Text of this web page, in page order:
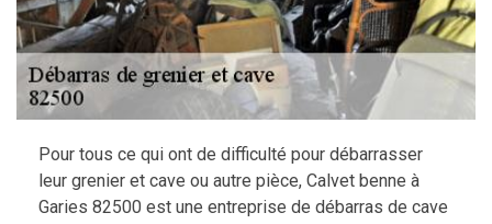
Pour tous ce qui ont de difficulté pour débarrasser
leur grenier et cave ou autre pièce, Calvet benne à
Garies 82500 est une entreprise de débarras de cave